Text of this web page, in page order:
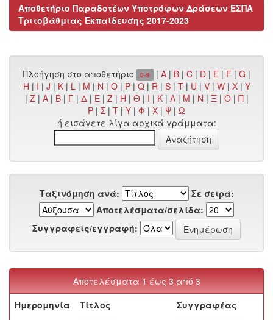
Αποθετήριο Παραδοτέων Υποτρόφων Δράσεων ΕΣΠΑ
Τριτοβάθμιας Εκπαίδευσης 2017-2023
Πλοήγηση στο αποθετήριο 0-9 |A | B |C | D | E | F |G |
H | I | J | K | L | M | N | O | P | Q | R | S | T | U | V | W | X | Y
| Z | Α | Β | Γ | Δ | Ε | Ζ | Η | Θ | Ι | Κ | Λ | Μ | Ν | Ξ | Ο | Π |
Ρ | Σ | Τ | Υ | Φ | Χ | Ψ | Ω
ή εισάγετε λίγα αρχικά γράμματα:
Ταξινόμηση ανά:
Σε σειρά:
Αποτελέσματα/σελίδα:
Συγγραφείς/εγγραφή:
Αποτελέσματα 1 έως 3 από 3
Ημερομηνία
Τίτλος
Συγγραφέας